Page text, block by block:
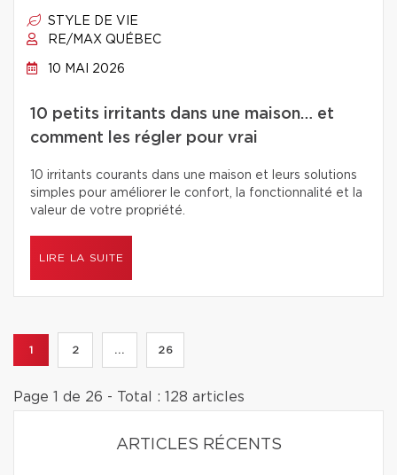
STYLE DE VIE
RE/MAX QUÉBEC
10 MAI 2026
10 petits irritants dans une maison… et
comment les régler pour vrai
10 irritants courants dans une maison et leurs solutions
simples pour améliorer le confort, la fonctionnalité et la
valeur de votre propriété.
LIRE LA SUITE
1 2 ... 26
Page 1 de 26 - Total : 128 articles
ARTICLES RÉCENTS